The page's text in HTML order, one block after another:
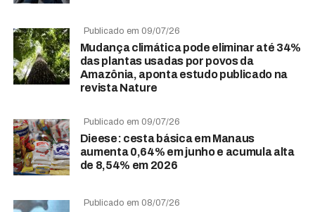
Publicado em 09/07/26
Mudança climática pode eliminar até 34%
das plantas usadas por povos da
Amazônia, aponta estudo publicado na
revista Nature
Publicado em 09/07/26
Dieese: cesta básica em Manaus
aumenta 0,64% em junho e acumula alta
de 8,54% em 2026
Publicado em 08/07/26